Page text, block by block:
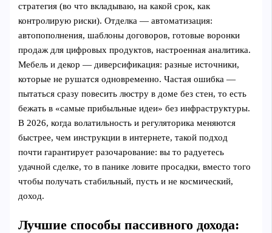
стратегия (во что вкладываю, на какой срок, как
контролирую риски). Отделка — автоматизация:
автопополнения, шаблоны договоров, готовые воронки
продаж для цифровых продуктов, настроенная аналитика.
Мебель и декор — диверсификация: разные источники,
которые не рушатся одновременно. Частая ошибка —
пытаться сразу повесить люстру в доме без стен, то есть
бежать в «самые прибыльные идеи» без инфраструктуры.
В 2026, когда волатильность и регуляторика меняются
быстрее, чем инструкции в интернете, такой подход
почти гарантирует разочарование: вы то радуетесь
удачной сделке, то в панике ловите просадки, вместо того
чтобы получать стабильный, пусть и не космический,
доход.
Лучшие способы пассивного дохода: